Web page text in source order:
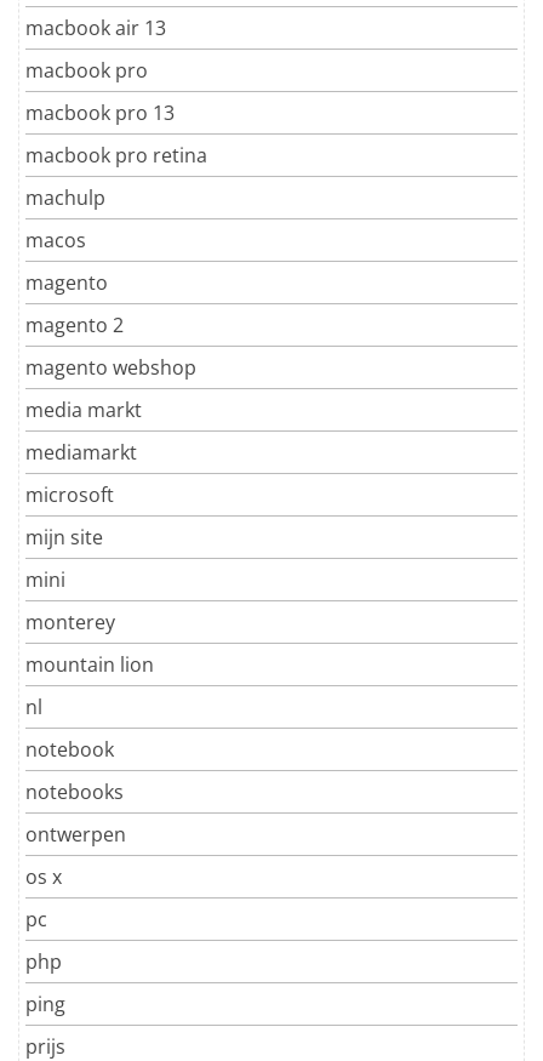
macbook air 13
macbook pro
macbook pro 13
macbook pro retina
machulp
macos
magento
magento 2
magento webshop
media markt
mediamarkt
microsoft
mijn site
mini
monterey
mountain lion
nl
notebook
notebooks
ontwerpen
os x
pc
php
ping
prijs